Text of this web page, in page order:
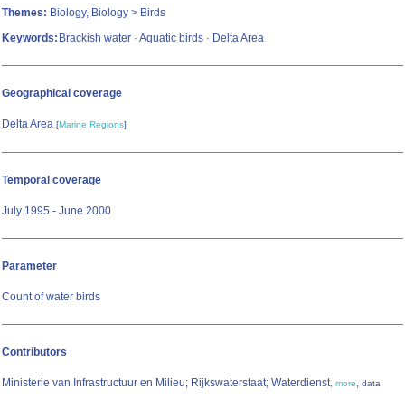
Themes: Biology, Biology > Birds
Keywords: Brackish water · Aquatic birds · Delta Area
Geographical coverage
Delta Area [Marine Regions]
Temporal coverage
July 1995 - June 2000
Parameter
Count of water birds
Contributors
Ministerie van Infrastructuur en Milieu; Rijkswaterstaat; Waterdienst, more, data